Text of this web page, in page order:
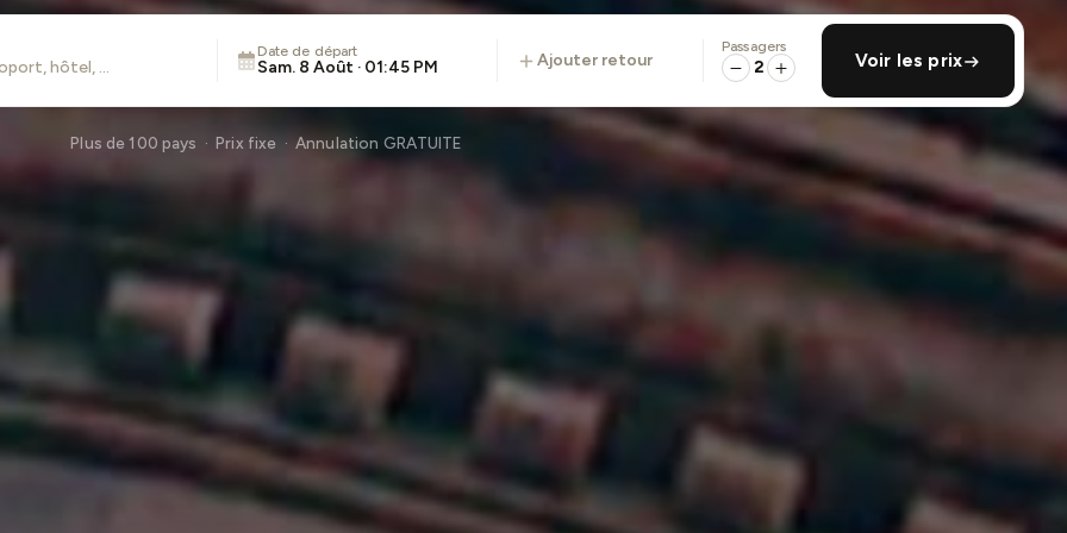
Date de départ
Sam. 8 Août · 01:45 PM ajouter retour
Passagers
2 Voir les prix
Plus de 100 pays · Prix fixe · Annulation GRATUITE